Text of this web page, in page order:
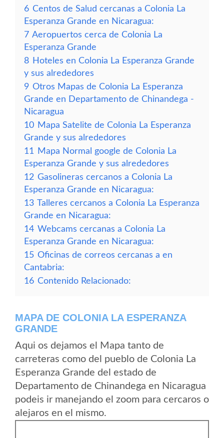
6 Centos de Salud cercanas a Colonia La
Esperanza Grande en Nicaragua:
7 Aeropuertos cerca de Colonia La
Esperanza Grande
8 Hoteles en Colonia La Esperanza Grande
y sus alrededores
9 Otros Mapas de Colonia La Esperanza
Grande en Departamento de Chinandega -
Nicaragua
10 Mapa Satelite de Colonia La Esperanza
Grande y sus alrededores
11
Mapa Normal google de Colonia La
Esperanza Grande y sus alrededores
12 Gasolineras cercanos a Colonia La
Esperanza Grande en Nicaragua:
13 Talleres cercanos a Colonia La Esperanza
Grande en Nicaragua:
14 Webcams cercanas a Colonia La
Esperanza Grande en Nicaragua:
15 Oficinas de correos cercanas a en
Cantabria:
16 Contenido Relacionado:
MAPA DE COLONIA LA ESPERANZA
GRANDE
Aqui os dejamos el Mapa tanto de
carreteras como del pueblo de Colonia La
Esperanza Grande del estado de
Departamento de Chinandega en Nicaragua
podeis ir manejando el zoom para cercaros o
alejaros en el mismo.